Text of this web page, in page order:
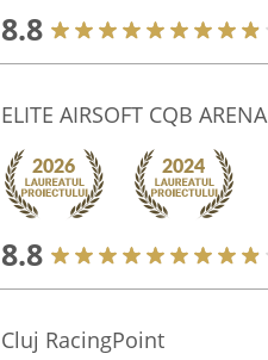
8.8
ELITE AIRSOFT CQB ARENA
8.8
Cluj RacingPoint